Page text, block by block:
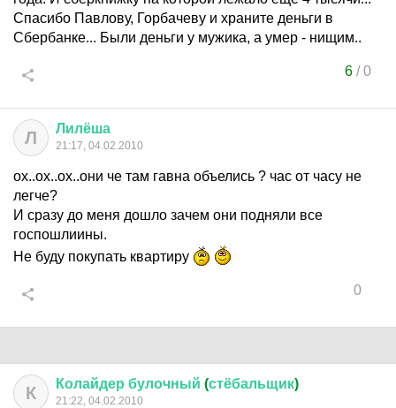
Спасибо Павлову, Горбачеву и храните деньги в
Сбербанке... Были деньги у мужика, а умер - нищим..
6/0
Л Лилёша
21:17, 04.02.2010
ох..ох..ох..они че там гавна объелись ? час от часу не
легче?
И сразу до меня дошло зачем они подняли все
госпошлиины.
Не буду покупать квартиру
0
К Колайдер булочный (стёбальщик)
21:22, 04.02.2010